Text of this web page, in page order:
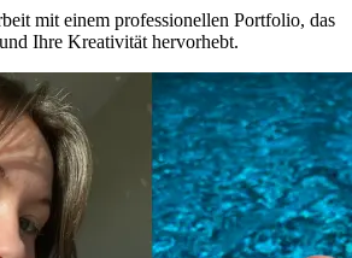
mit einem professionellen Portfolio, das
Ihre Kreativität hervorhebt.